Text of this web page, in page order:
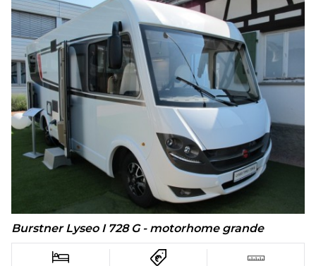
Burstner Lyseo I 728 G - motorhome grande